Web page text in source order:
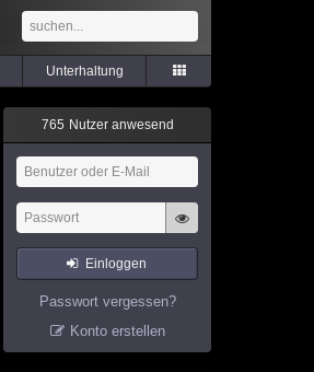
Unterhaltung
765 Nutzer anwesend
Einloggen
Passwort vergessen?
Konto erstellen